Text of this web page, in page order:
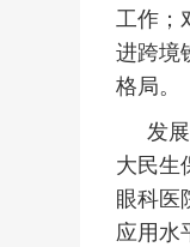
工作；
进跨境
格局。
发
大民生
眼科医
应用水